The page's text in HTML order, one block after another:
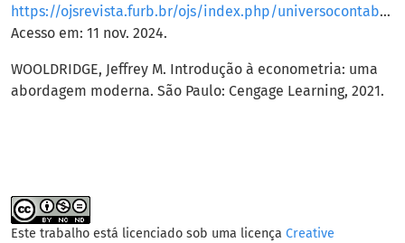
https://ojsrevista.furb.br/ojs/index.php/universocontabil/article/view/9340
Acesso em: 11 nov. 2024.
WOOLDRIDGE, Jeffrey M. Introdução à econometria: uma
abordagem moderna. São Paulo: Cengage Learning, 2021.
Este trabalho está licenciado sob uma licença Creative